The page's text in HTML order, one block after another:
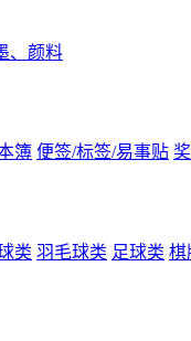
、颜料
簿 便签/标签/易事贴
类 羽毛球类 足球类 棋